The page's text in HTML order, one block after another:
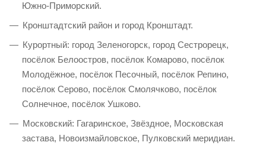
Южно-Приморский.
Кронштадтский район и город Кронштадт.
Курортный: город Зеленогорск, город Сестрорецк,
посёлок Белоостров, посёлок Комарово, посёлок
Молодёжное, посёлок Песочный, посёлок Репино,
посёлок Серово, посёлок Смолячково, посёлок
Солнечное, посёлок Ушково.
Московский: Гагаринское, Звёздное, Московская
застава, Новоизмайловское, Пулковский меридиан.